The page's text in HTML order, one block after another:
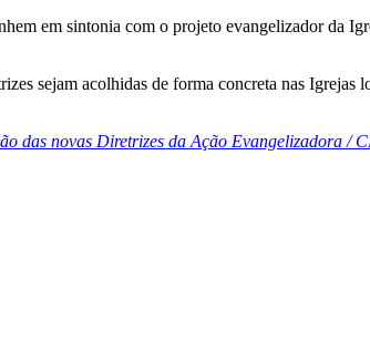
em sintonia com o projeto evangelizador da
sejam acolhidas de forma concreta nas Igrejas
das novas Diretrizes da Ação Evangelizadora /